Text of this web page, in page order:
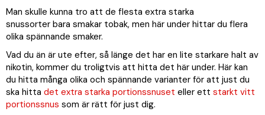
Man skulle kunna tro att de flesta extra starka
snussorter bara smakar tobak, men här under hittar du flera
olika spännande smaker.
Vad du än är ute efter, så länge det har en lite starkare halt av
nikotin, kommer du troligtvis att hitta det här under. Här kan
du hitta många olika och spännande varianter för att just du
ska hitta det extra starka portionssnuset eller ett starkt vitt
portionssnus som är rätt för just dig.